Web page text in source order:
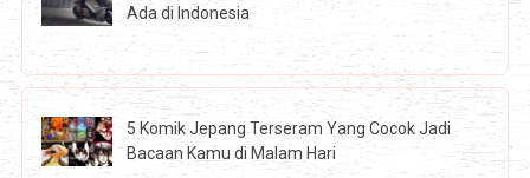
Ada di Indonesia
5 Komik Jepang Terseram Yang Cocok Jadi
Bacaan Kamu di Malam Hari